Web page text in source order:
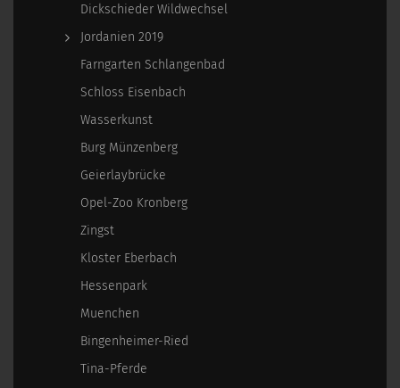
Dickschieder Wildwechsel
Jordanien 2019
Farngarten Schlangenbad
Schloss Eisenbach
Wasserkunst
Burg Münzenberg
Geierlaybrücke
Opel-Zoo Kronberg
Zingst
Kloster Eberbach
Hessenpark
Muenchen
Bingenheimer-Ried
Tina-Pferde